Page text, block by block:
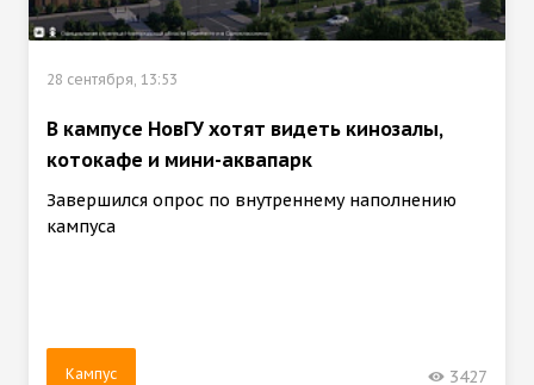
28 сентября, 13:53
В кампусе НовГУ хотят видеть кинозалы,
котокафе и мини-аквапарк
Завершился опрос по внутреннему наполнению
кампуса
Кампус 3427